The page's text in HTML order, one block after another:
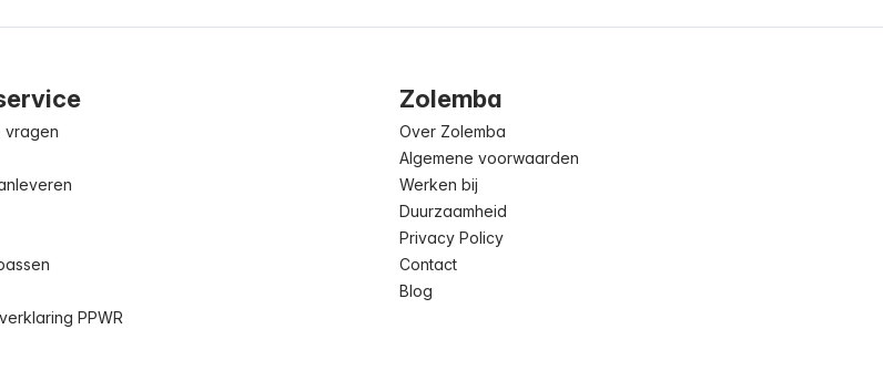
vragen
PPWR
Zolemba
Over Zolemba
Algemene voorwaarden
Werken bij
Duurzaamheid
Privacy Policy
Contact
Blog